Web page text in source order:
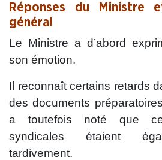
Réponses du Ministre
général
Le Ministre a d’abord
son émotion.
Il reconnaît certains retards
des documents
a toutefois noté que
syndicales étaient
tardivement.